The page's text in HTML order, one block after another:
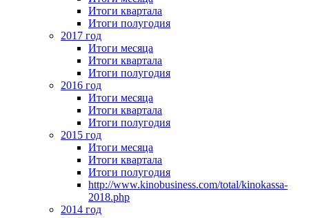
Итоги квартала
Итоги полугодия
2017 год
Итоги месяца
Итоги квартала
Итоги полугодия
2016 год
Итоги месяца
Итоги квартала
Итоги полугодия
2015 год
Итоги месяца
Итоги квартала
Итоги полугодия
http://www.kinobusiness.com/total/kinokassa-
2018.php
2014 год